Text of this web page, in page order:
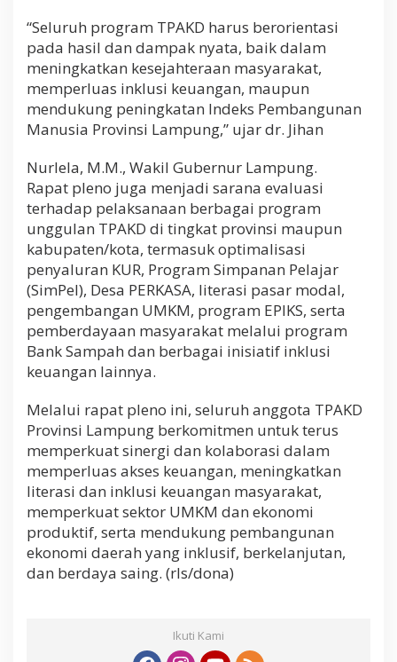
“Seluruh program TPAKD harus berorientasi
pada hasil dan dampak nyata, baik dalam
meningkatkan kesejahteraan masyarakat,
memperluas inklusi keuangan, maupun
mendukung peningkatan Indeks Pembangunan
Manusia Provinsi Lampung,” ujar dr. Jihan
Nurlela, M.M., Wakil Gubernur Lampung.
Rapat pleno juga menjadi sarana evaluasi
terhadap pelaksanaan berbagai program
unggulan TPAKD di tingkat provinsi maupun
kabupaten/kota, termasuk optimalisasi
penyaluran KUR, Program Simpanan Pelajar
(SimPel), Desa PERKASA, literasi pasar modal,
pengembangan UMKM, program EPIKS, serta
pemberdayaan masyarakat melalui program
Bank Sampah dan berbagai inisiatif inklusi
keuangan lainnya.
Melalui rapat pleno ini, seluruh anggota TPAKD
Provinsi Lampung berkomitmen untuk terus
memperkuat sinergi dan kolaborasi dalam
memperluas akses keuangan, meningkatkan
literasi dan inklusi keuangan masyarakat,
memperkuat sektor UMKM dan ekonomi
produktif, serta mendukung pembangunan
ekonomi daerah yang inklusif, berkelanjutan,
dan berdaya saing. (rls/dona)
Ikuti Kami